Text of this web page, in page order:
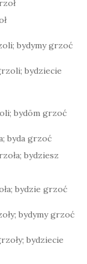
bydymy grzoć
bydziecie
bydōm grzoć
byda grzoć
bydziesz
bydzie grzoć
bydymy grzoć
bydziecie